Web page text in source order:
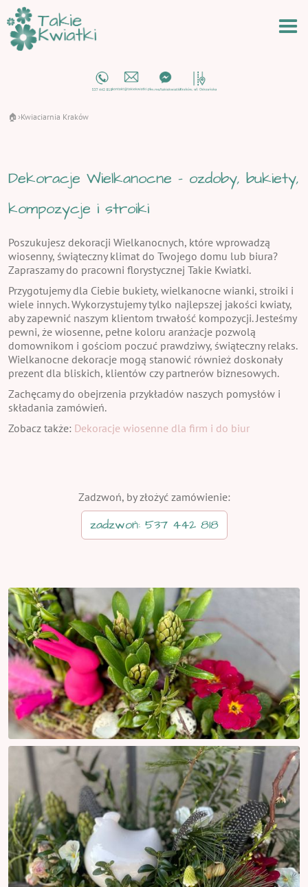
🏠 ›Kwiaciarnia Kraków
Dekoracje Wielkanocne - ozdoby, bukiety,
kompozycje i stroiki
Poszukujesz dekoracji Wielkanocnych, które wprowadzą
wiosenny, świąteczny klimat do Twojego domu lub biura?
Zapraszamy do pracowni florystycznej Takie Kwiatki.
Przygotujemy dla Ciebie bukiety, wielkanocne wianki, stroiki i
wiele innych. Wykorzystujemy tylko najlepszej jakości kwiaty,
aby zapewnić naszym klientom trwałość kompozycji. Jesteśmy
pewni, że wiosenne, pełne koloru aranżacje pozwolą
domownikom i gościom poczuć prawdziwy, świąteczny relaks.
Wielkanocne dekoracje mogą stanowić również doskonały
prezent dla bliskich, klientów czy partnerów biznesowych.
Zachęcamy do obejrzenia przykładów naszych pomysłów i
składania zamówień.
Zobacz także: Dekoracje wiosenne dla firm i do biur
Zadzwoń, by złożyć zamówienie:
zadzwoń: 537 442 818